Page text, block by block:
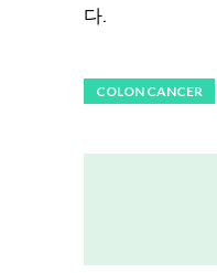
다.
COLON CANCER